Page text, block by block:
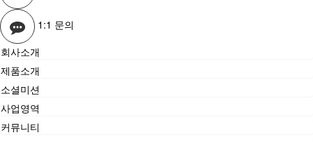
내용과 개정 후 내용을 명확하게 비교하여 이용자가 알기
1:1 문의
회사소개
제품소개
소셜미션
사업영역
커뮤니티